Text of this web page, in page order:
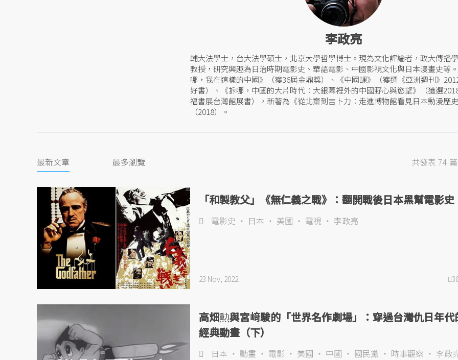
李政亮
輔大法學士，台大法學碩士，北京大學哲學博士。現為文化評論者，政大傳播
教授，研究興趣為日治時期電影史、華語電影、中國影視文化與日本漫畫史等
哪，我在這樣的中國》（獲36屆金鼎獎）、《中國課》（獲選《亞洲週刊》
好書）、《拆哪，中國的大片時代：大銀幕裡外的中國野心與慾望》（獲選
福書展台灣館展書），新著為《從北齋到吉卜力：走進博物館看見日本動漫歷史
（2018）。
共發表 74
最新文章 最多瀏覽
「和製教父」《無仁義之戰》：翻開戰後日本黑幫電影史
電影史 日本 美國 電視 李政亮
23 Nov, 2022
高畑勲與宮﨑駿的「世界名作劇場」：穿過台灣仇日年代
經典動畫（下）
日本 動畫 電影 美國 中國 國民黨 時事觀察 李政